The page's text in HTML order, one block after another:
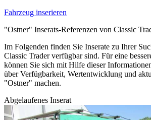
Fahrzeug inserieren
"Ostner" Inserats-Referenzen von Classic
Im Folgenden finden Sie Inserate zu Ihrer
Classic Trader verfügbar sind. Für eine
können Sie sich mit Hilfe dieser
über Verfügbarkeit, Wertentwicklung und
"Ostner" machen.
Abgelaufenes Inserat